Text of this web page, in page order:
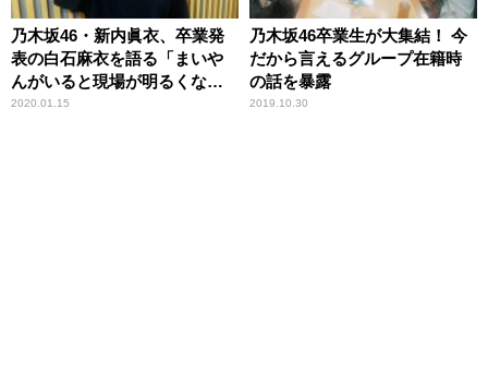
乃木坂46・新内眞衣、卒業発
表の白石麻衣を語る「まいや
んがいると現場が明るくな
る」
2020.01.15
乃木坂46卒業生が大集結！ 今
だから言えるグループ在籍時
の話を暴露
2019.10.30